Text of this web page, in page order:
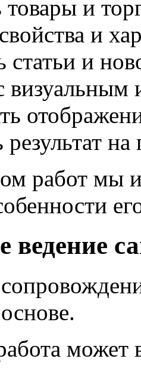
товары и
и
статьи и
работ мы
ведение
может